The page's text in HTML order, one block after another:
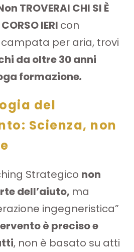
on TROVERAI CHI SI È
IERI con
per aria, trovi
da oltre 30 anni
formazione.
del
Scienza, non
Strategico non
dell’aiuto, ma
ingegneristica”
è preciso e
, non è basato su atti